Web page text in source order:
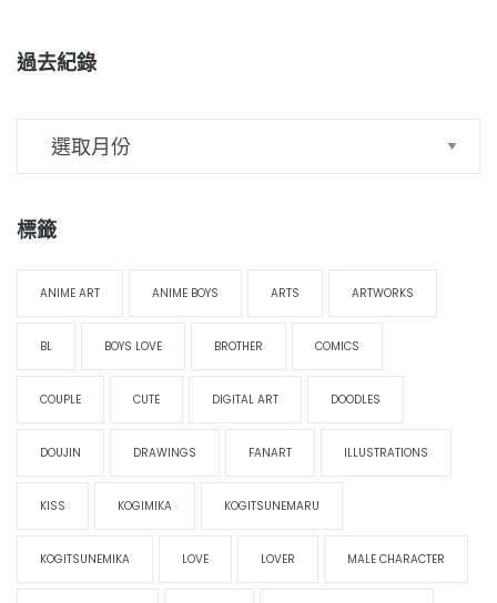
過去紀錄
標籤
ANIME ART ANIME BOYS ARTS ARTWORKS
BL BOYS LOVE BROTHER COMICS
COUPLE CUTE DIGITAL ART DOODLES
DOUJIN DRAWINGS FANART ILLUSTRATIONS
KISS KOGIMIKA KOGITSUNEMARU
KOGITSUNEMIKA LOVE LOVER MALE CHARACTER